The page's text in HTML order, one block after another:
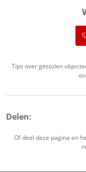
Tips over gestolen
Delen:
Of deel deze pagina en